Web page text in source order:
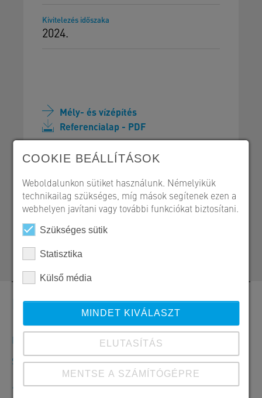
Kivitelezés időszaka
2024.
Mély- és vízépítés
Referencialap - PDF
SW Umwelttechnik Magyarország Kft.
H 2339 Majosháza, Tóközi út 10.
+36 24 620 422
Kapcsolat
Megrendelések, ajánlatok és termékinformációk
SW Umwelttechnik Magyarország Kft.
+36 24 620401
COOKIE BEÁLLÍTÁSOK
Weboldalunkon sütiket használunk. Némelyikük
technikailag szükséges, míg mások segítenek ezen a
webhelyen javítani vagy további funkciókat biztosítani.
Szükséges sütik
Statisztika
Külső média
MINDET KIVÁLASZT
ELUTASÍTÁS
MENTSE A SZÁMÍTÓGÉPRE